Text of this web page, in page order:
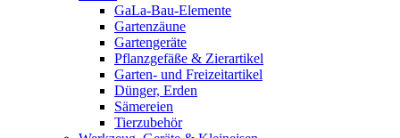
GaLa-Bau-Elemente
Gartenzäune
Gartengeräte
Pflanzgefäße & Zierartikel
Garten- und Freizeitartikel
Dünger, Erden
Sämereien
Tierzubehör